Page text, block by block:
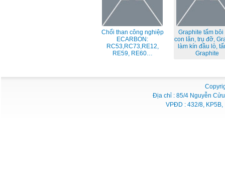
Chổi than công nghiệp
ECARBON:
RC53,RC73,RE12,
RE59, RE60…
Graphite tấm
con lăn, trụ đỡ,
làm kín đầu lò,
Graphite
Địa chỉ : 85/4 Nguyễn
VPĐD : 432/8,